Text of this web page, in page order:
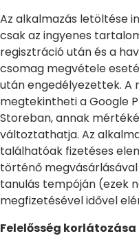
Az alkalmazás letöltése
csak az ingyenes
regisztráció után és a
csomag megvétele
után engedélyezettek. A
megtekintheti a Google
Storeban, annak
változtathatja. Az
találhatóak fizetéses
történő
tanulás tempóján (ezek
megfizetésével idővel
Felelősség korlátozása